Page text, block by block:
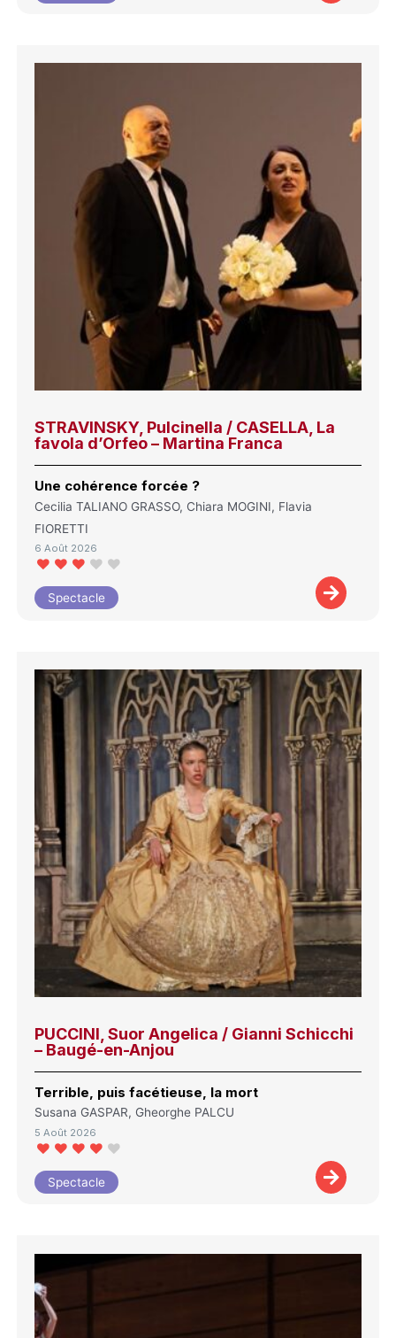
STRAVINSKY, Pulcinella / CASELLA, La
favola d’Orfeo – Martina Franca
Une cohérence forcée ?
Cecilia TALIANO GRASSO, Chiara MOGINI, Flavia
FIORETTI
6 Août 2026
Spectacle
PUCCINI, Suor Angelica / Gianni Schicchi
– Baugé-en-Anjou
Terrible, puis facétieuse, la mort
Susana GASPAR, Gheorghe PALCU
5 Août 2026
Spectacle